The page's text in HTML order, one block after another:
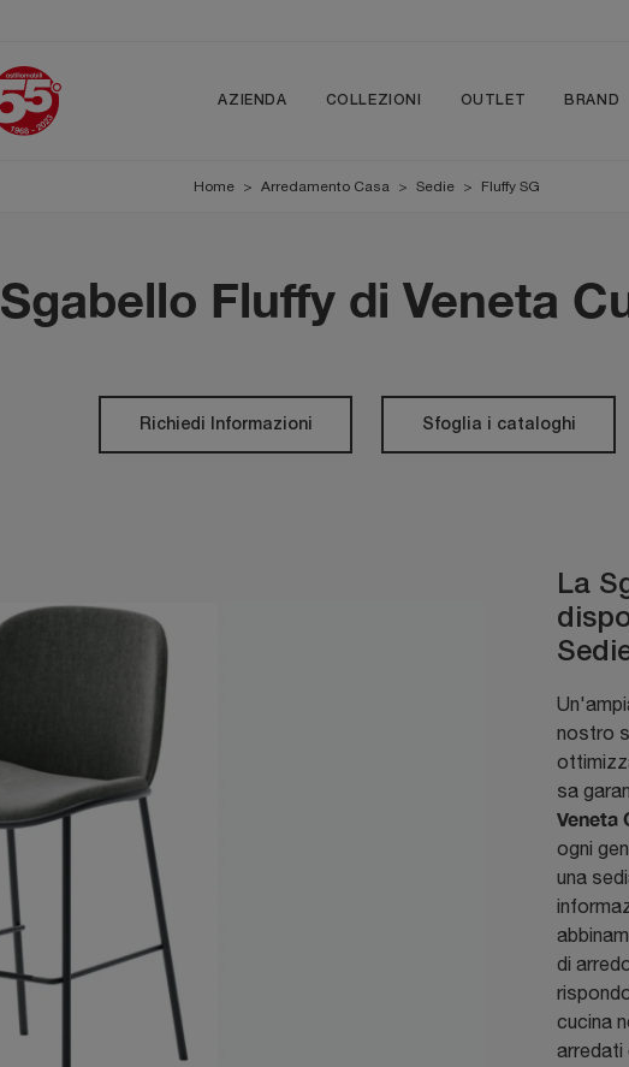
AZIENDA COLLEZIONI OUTLET BRAND
Home > Arredamento Casa > Sedie > Fluffy SG
Sgabello Fluffy di Veneta
Richiedi Informazioni Sfoglia i cataloghi
La
nostro
sa
Veneta
ogni
una
di
cucina
arredati